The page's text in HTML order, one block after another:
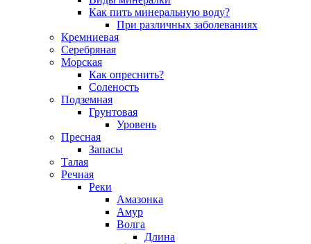
Как пить минеральную воду?
При различных заболеваниях
Кремниевая
Серебряная
Морская
Как опреснить?
Соленость
Подземная
Грунтовая
Уровень
Пресная
Запасы
Талая
Речная
Реки
Амазонка
Амур
Волга
Длина